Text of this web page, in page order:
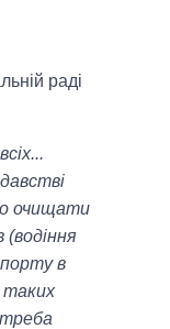
раді
очищати
(водіння
в
таких